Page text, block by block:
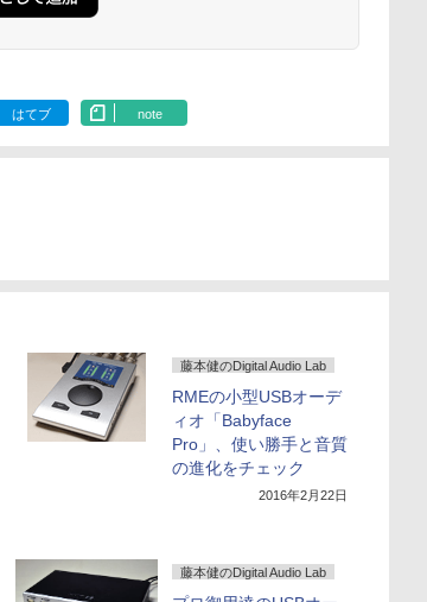
はてブ note
藤本健のDigital Audio Lab
RMEの小型USBオーデ
ィオ「Babyface
Pro」、使い勝手と音質
の進化をチェック
2016年2月22日
藤本健のDigital Audio Lab